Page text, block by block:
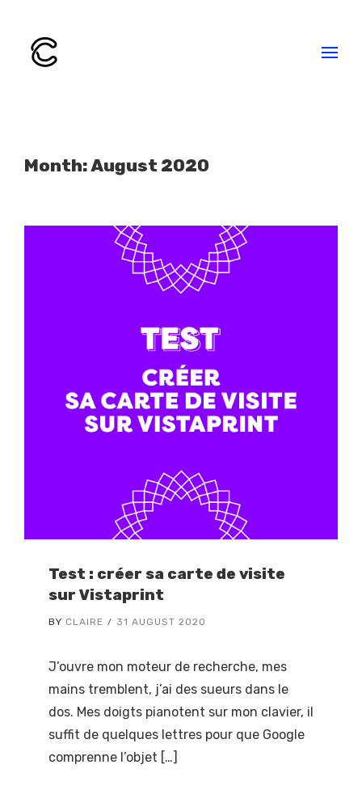
Month: August 2020
Test : créer sa carte de visite
sur Vistaprint
BY CLAIRE 31 AUGUST 2020
J’ouvre mon moteur de recherche, mes
mains tremblent, j’ai des sueurs dans le
dos. Mes doigts pianotent sur mon clavier, il
suffit de quelques lettres pour que Google
comprenne l’objet […]